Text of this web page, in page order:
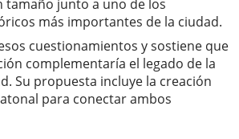
tamaño junto a uno de los
más importantes de la ciudad.
cuestionamientos y sostiene que
complementaría el legado de la
Su propuesta incluye la creación
para conectar ambos